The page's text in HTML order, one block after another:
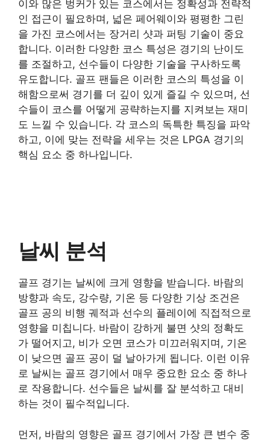
이와 많은 벙커가 있는 코스에서는 정확성과 전략적
인 접근이 필요하며, 넓은 페어웨이와 평평한 그린
을 가진 코스에서는 장거리 샷과 퍼팅 기술이 중요
합니다. 이러한 다양한 코스 특성은 경기의 난이도
를 조절하고, 선수들이 다양한 기술을 구사하도록
유도합니다. 골프 팬들은 이러한 코스의 특성을 이
해함으로써 경기를 더 깊이 있게 즐길 수 있으며, 선
수들이 코스를 어떻게 공략하는지를 지켜보는 재미
도 느낄 수 있습니다. 각 코스의 독특한 특징을 파악
하고, 이에 맞는 전략을 세우는 것은 LPGA 경기의
핵심 요소 중 하나입니다.
날씨 분석
골프 경기는 날씨에 크게 영향을 받습니다. 바람의
방향과 속도, 강수량, 기온 등 다양한 기상 조건은
골프 공의 비행 궤적과 선수의 플레이에 직접적으로
영향을 미칩니다. 바람이 강하게 불면 샷의 정확도
가 떨어지고, 비가 오면 코스가 미끄러워지며, 기온
이 낮으면 골프 공이 덜 날아가게 됩니다. 이런 이유
로 날씨는 골프 경기에서 매우 중요한 요소 중 하나
로 작용합니다. 선수들은 날씨를 잘 분석하고 대비
하는 것이 필수적입니다.
먼저, 바람의 영향은 골프 경기에서 가장 큰 변수 중